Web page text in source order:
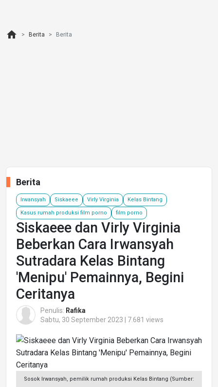
home Berita Berita
Berita
Irwansyah Siskaeee Virly Virginia Kelas Bintang
Kasus rumah produksi film porno film porno
Siskaeee dan Virly Virginia
Beberkan Cara Irwansyah
Sutradara Kelas Bintang
'Menipu' Pemainnya, Begini
Ceritanya
Penulis: Rafika
Sabtu, 30 September 2023 | 7.681 views
Sosok Irwansyah, pemilik rumah produksi Kelas Bintang (Sumber: